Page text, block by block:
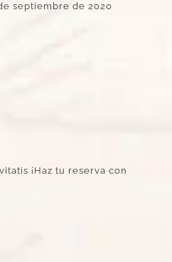
septiembre de 2020
¡Haz tu reserva con